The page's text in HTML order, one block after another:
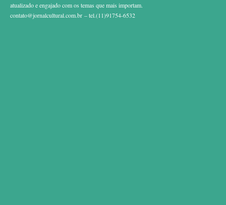
atualizado e engajado com os temas que mais importam.
contato@jornalcultural.com.br – tel.(11)91754-6532